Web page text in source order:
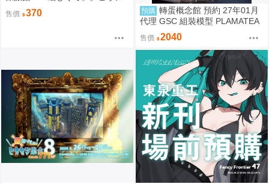
ショウ ないない★ぱらだいす
售價 370 預購 轉蛋概念館 預約 27年01月
代理 GSC 組裝模型 PLAMATEA
繪師toridamono MX醬 約16公分
售價 2040